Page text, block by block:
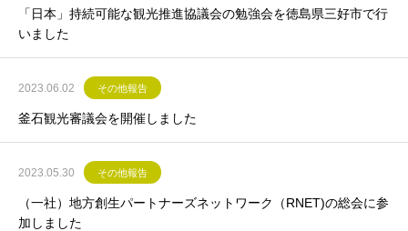
「日本」持続可能な観光推進協議会の勉強会を徳島県三好市で行
いました
2023.06.02 その他報告
釜石観光審議会を開催しました
2023.05.30 その他報告
（一社）地方創生パートナーズネットワーク（RNET)の総会に参
加しました